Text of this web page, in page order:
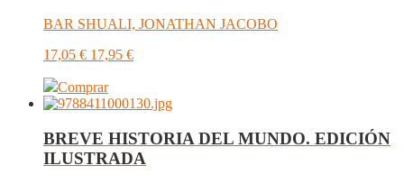
BAR SHUALI, JONATHAN JACOBO
17,05 € 17,95 €
Comprar
BREVE HISTORIA DEL MUNDO. EDICIÓN
ILUSTRADA